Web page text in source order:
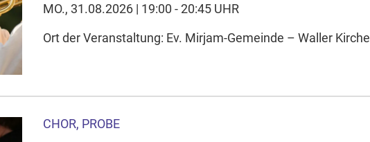
MO., 31.08.2026 | 19:00 - 20:45 UHR
Ort der Veranstaltung: Ev. Mirjam-Gemeinde – Waller Kirche
CHOR, PROBE